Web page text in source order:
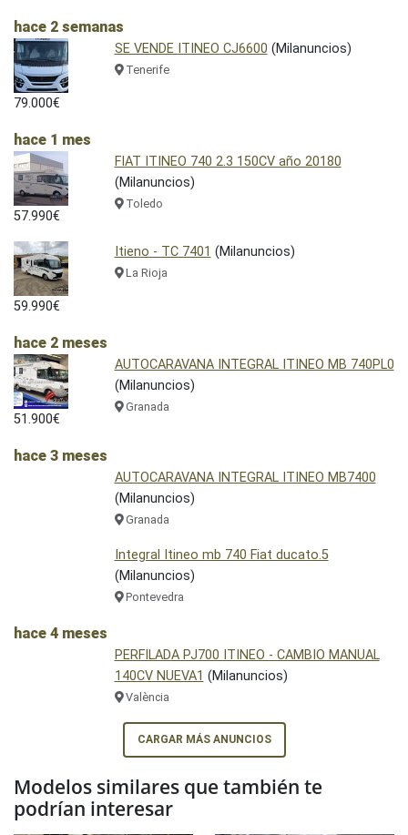
hace 2 semanas
79.000€
SE VENDE ITINEO CJ6600 (Milanuncios)
Tenerife
hace 1 mes
57.990€
FIAT ITINEO 740 2.3 150CV año 20180
(Milanuncios)
Toledo
59.990€
Itieno - TC 7401 (Milanuncios)
La Rioja
hace 2 meses
51.900€
AUTOCARAVANA INTEGRAL ITINEO MB 740PL0
(Milanuncios)
Granada
hace 3 meses
AUTOCARAVANA INTEGRAL ITINEO MB7400
(Milanuncios)
Granada
Integral Itineo mb 740 Fiat ducato.5
(Milanuncios)
Pontevedra
hace 4 meses
PERFILADA PJ700 ITINEO - CAMBIO MANUAL
140CV NUEVA1 (Milanuncios)
València
CARGAR MÁS ANUNCIOS
Modelos similares que también te
podrían interesar